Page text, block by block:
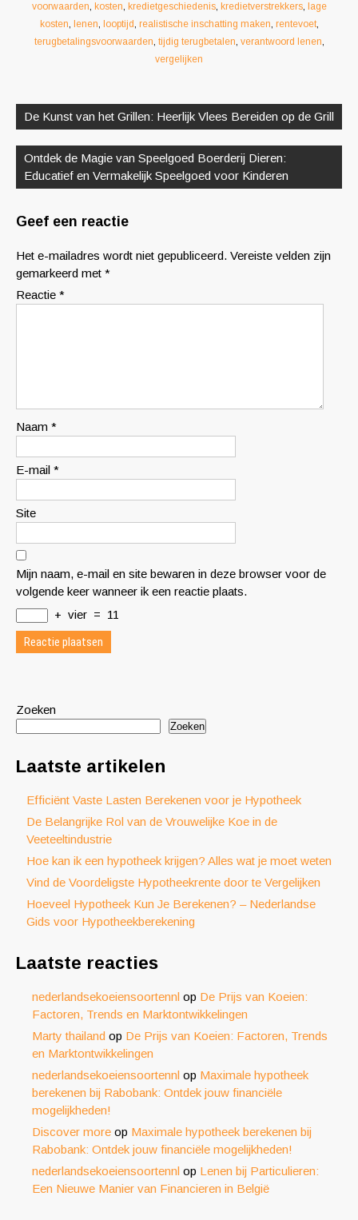
voorwaarden, kosten, kredietgeschiedenis, kredietverstrekkers, lage
kosten, lenen, looptijd, realistische inschatting maken, rentevoet,
terugbetalingsvoorwaarden, tijdig terugbetalen, verantwoord lenen,
vergelijken
De Kunst van het Grillen: Heerlijk Vlees Bereiden op de Grill
Ontdek de Magie van Speelgoed Boerderij Dieren:
Educatief en Vermakelijk Speelgoed voor Kinderen
Geef een reactie
Het e-mailadres wordt niet gepubliceerd. Vereiste velden zijn
gemarkeerd met *
Reactie *
Naam *
E-mail *
Site
Mijn naam, e-mail en site bewaren in deze browser voor de
volgende keer wanneer ik een reactie plaats.
+ vier = 11
Zoeken
Zoeken
Laatste artikelen
Efficiënt Vaste Lasten Berekenen voor je Hypotheek
De Belangrijke Rol van de Vrouwelijke Koe in de
Veeteeltindustrie
Hoe kan ik een hypotheek krijgen? Alles wat je moet weten
Vind de Voordeligste Hypotheekrente door te Vergelijken
Hoeveel Hypotheek Kun Je Berekenen? – Nederlandse
Gids voor Hypotheekberekening
Laatste reacties
nederlandsekoeiensoortennl op De Prijs van Koeien:
Factoren, Trends en Marktontwikkelingen
Marty thailand op De Prijs van Koeien: Factoren, Trends
en Marktontwikkelingen
nederlandsekoeiensoortennl op Maximale hypotheek
berekenen bij Rabobank: Ontdek jouw financiële
mogelijkheden!
Discover more op Maximale hypotheek berekenen bij
Rabobank: Ontdek jouw financiële mogelijkheden!
nederlandsekoeiensoortennl op Lenen bij Particulieren:
Een Nieuwe Manier van Financieren in België